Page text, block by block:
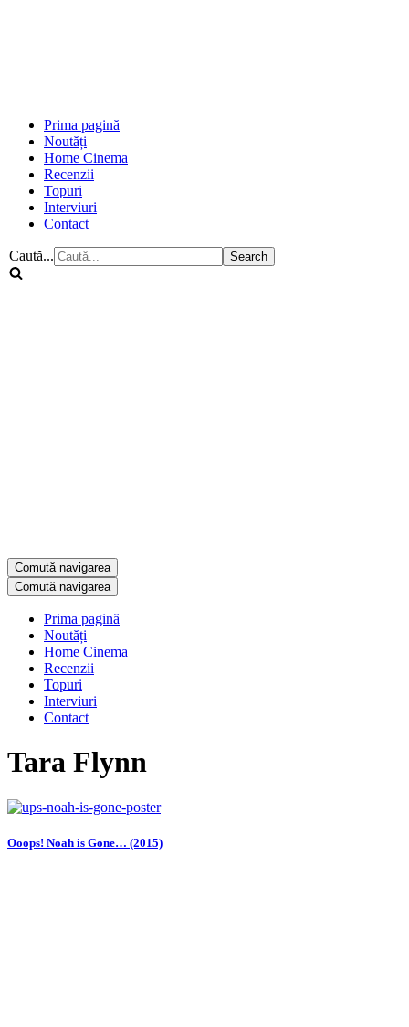
Prima pagină
Noutăți
Home Cinema
Recenzii
Topuri
Interviuri
Contact
Caută...
Comută navigarea
Comută navigarea
Prima pagină
Noutăți
Home Cinema
Recenzii
Topuri
Interviuri
Contact
Tara Flynn
Ooops! Noah is Gone… (2015)